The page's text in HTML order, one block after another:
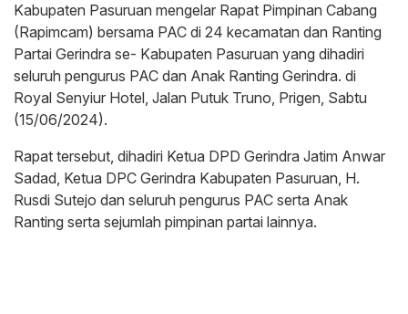
Kabupaten Pasuruan mengelar Rapat Pimpinan Cabang
(Rapimcam) bersama PAC di 24 kecamatan dan Ranting
Partai Gerindra se- Kabupaten Pasuruan yang dihadiri
seluruh pengurus PAC dan Anak Ranting Gerindra. di
Royal Senyiur Hotel, Jalan Putuk Truno, Prigen, Sabtu
(15/06/2024).
Rapat tersebut, dihadiri Ketua DPD Gerindra Jatim Anwar
Sadad, Ketua DPC Gerindra Kabupaten Pasuruan, H.
Rusdi Sutejo dan seluruh pengurus PAC serta Anak
Ranting serta sejumlah pimpinan partai lainnya.